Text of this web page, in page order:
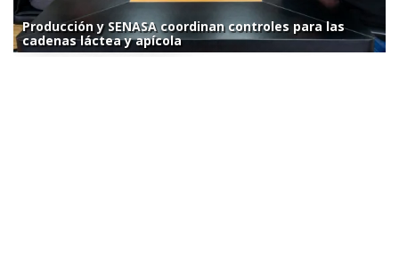
Producción y SENASA coordinan controles para las
cadenas láctea y apícola